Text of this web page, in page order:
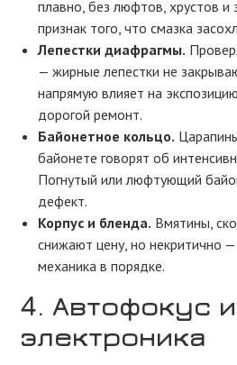
плавно, без люфтов, хрустов и
признак того, что смазка
Лепестки диафрагмы.
— жирные лепестки не
напрямую влияет на
дорогой ремонт.
Байонетное кольцо.
байонете говорят об
Погнутый или люфтующий
дефект.
Корпус и бленда. Вмятины,
снижают цену, но некритично
механика в порядке.
4. Автофокус и
электроника